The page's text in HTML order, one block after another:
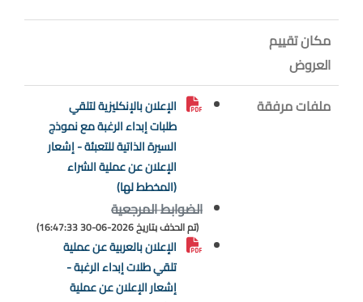
مكان تقييم
العروض
ملفات مرفقة
الإعلان بالإنكليزية لتلقي
طلبات إبداء الرغبة مع نموذج
السيرة الذاتية للتعبئة - إشعار
الإعلان عن عملية الشراء
(المخطط لها)
الضوابط المرجعية
(تم الحذف بتاريخ 2026-06-30 16:47:33)
الإعلان بالعربية عن عملية
تلقي طلات إبداء الرغبة -
إشعار الإعلان عن عملية